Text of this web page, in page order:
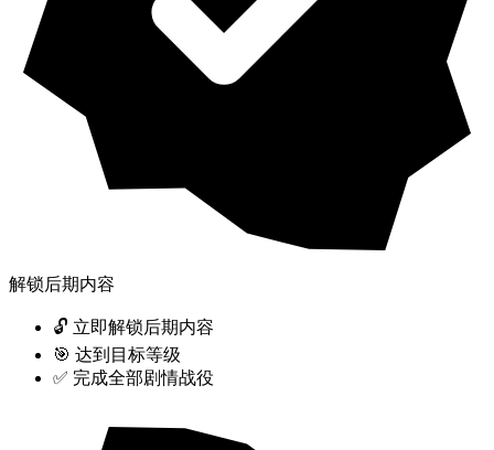
解锁后期内容
🔓 立即解锁后期内容
🎯 达到目标等级
✅ 完成全部剧情战役